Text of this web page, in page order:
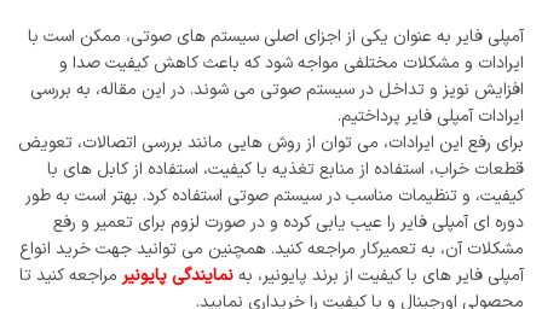
آمپلی ‌فایر به عنوان یکی از اجزای اصلی سیستم‌ های صوتی، ممکن است با
ایرادات و مشکلات مختلفی مواجه شود که باعث کاهش کیفیت صدا و
افزایش نویز و تداخل در سیستم صوتی می ‌شوند. در این مقاله، به بررسی
ایرادات آمپلی ‌فایر پرداختیم.
برای رفع این ایرادات، می ‌توان از روش ‌هایی مانند بررسی اتصالات، تعویض
قطعات خراب، استفاده از منابع تغذیه با کیفیت، استفاده از کابل ‌های با
کیفیت، و تنظیمات مناسب در سیستم صوتی استفاده کرد. بهتر است به طور
دوره‌ ای آمپلی ‌فایر را عیب‌ یابی کرده و در صورت لزوم برای تعمیر و رفع
مشکلات آن، به تعمیرکار مراجعه کنید. همچنین می توانید جهت خرید انواع
آمپلی فایر های با کیفیت از برند پایونیر، بهنمایندگی پایونیر مراجعه کنید تا
محصولی اورجینال و با کیفیت را خریداری نمایید.